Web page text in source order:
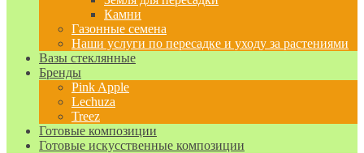
Камни
Газонные семена
Наши услуги по пересадке и уходу за растениями
Вазы стеклянные
Бренды
Pink Apple
Lechuza
Treez
Готовые композиции
Готовые искусственные композиции